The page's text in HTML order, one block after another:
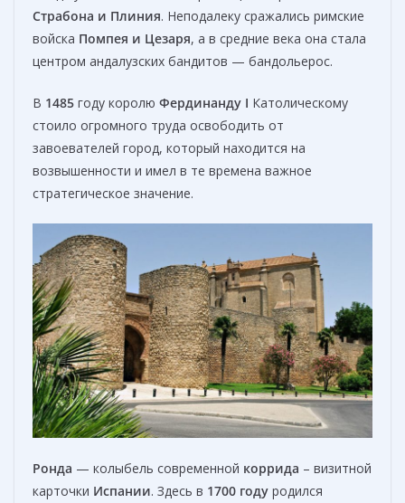
Страбона и Плиния. Неподалеку сражались римские
войска Помпея и Цезаря, а в средние века она стала
центром андалузских бандитов — бандольерос.
В 1485 году королю Фердинанду I Католическому
стоило огромного труда освободить от
завоевателей город, который находится на
возвышенности и имел в те времена важное
стратегическое значение.
Ронда — колыбель современной коррида – визитной
карточки Испании. Здесь в 1700 году родился